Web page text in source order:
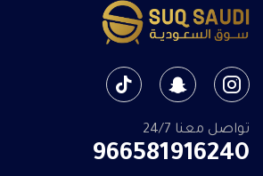
تواصل معنا 24/7
966581916240